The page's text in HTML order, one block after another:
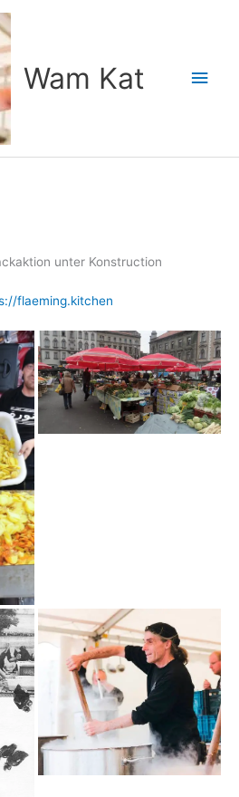
Wam Kat
unter Konstruction
flaeming.kitchen